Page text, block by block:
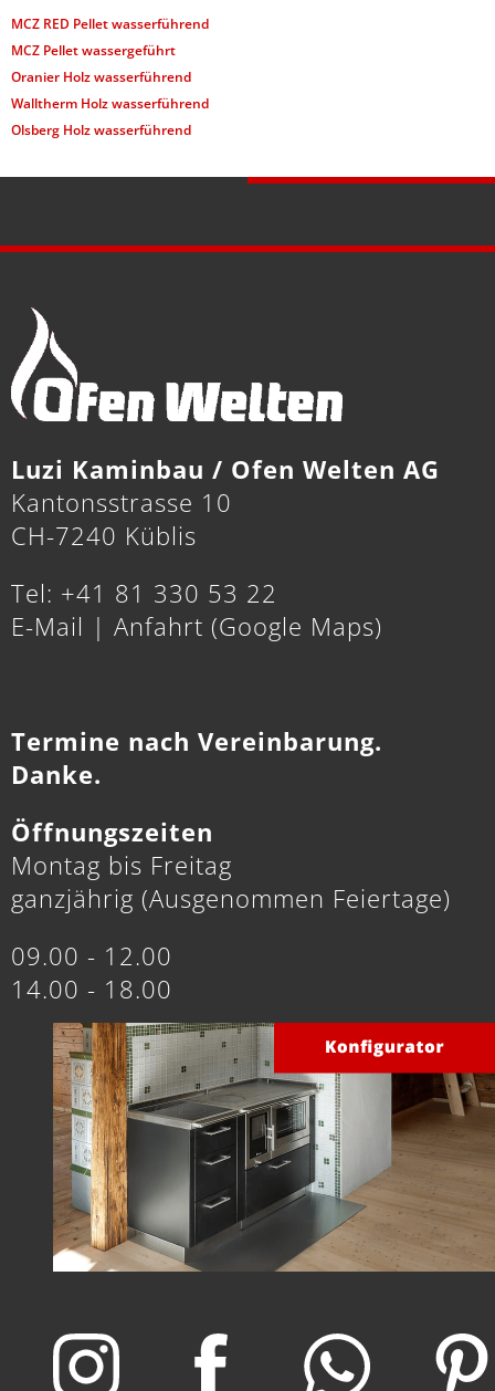
MCZ RED Pellet wasserführend
MCZ Pellet wassergeführt
Oranier Holz wasserführend
Walltherm Holz wasserführend
Olsberg Holz wasserführend
Luzi Kaminbau / Ofen Welten AG
Kantonsstrasse 10
CH-7240 Küblis
Tel: +41 81 330 53 22
E-Mail | Anfahrt (Google Maps)
Termine nach Vereinbarung.
Danke.
Öffnungszeiten
Montag bis Freitag
ganzjährig (Ausgenommen Feiertage)
09.00 - 12.00
14.00 - 18.00